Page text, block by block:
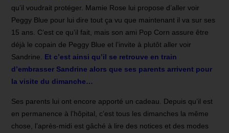
qu’il voudrait protéger. Mamie Rose lui propose d’aller voir
Peggy Blue pour lui dire tout ça vu que maintenant il va sur ses
15 ans. C’est ce qu’il fait, mais son ami Pop Corn assure être
déjà le copain de Peggy Blue et l’invite à plutôt aller voir
Sandrine. Et c’est ainsi qu’il se retrouve en train
d’embrasser Sandrine alors que ses parents arrivent pour
la visite du dimanche…
Ses parents lui ont encore apporté un cadeau. Depuis qu’il est
en permanence à l’hôpital, c’est tous les dimanches la même
chose, l’après-midi est gâché à lire des notices et des modes